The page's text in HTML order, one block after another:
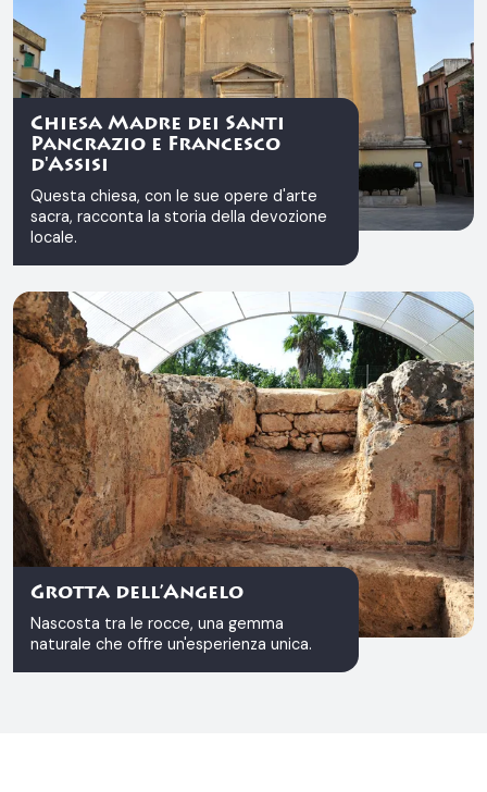
Chiesa Madre dei Santi
Pancrazio e Francesco
d'Assisi
Questa chiesa, con le sue opere d'arte
sacra, racconta la storia della devozione
locale.
Grotta dell’Angelo
Nascosta tra le rocce, una gemma
naturale che offre un'esperienza unica.